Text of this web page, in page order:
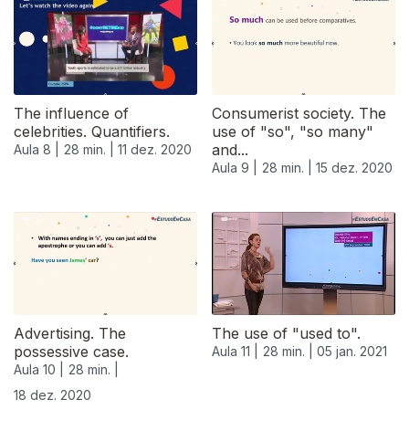
The influence of
celebrities. Quantifiers.
Aula 8 | 28 min. | 11 dez. 2020
Consumerist society. The
use of "so", "so many"
and...
Aula 9 | 28 min. | 15 dez. 2020
Advertising. The
possessive case.
Aula 10 |
28 min. |
18 dez. 2020
The use of "used to".
Aula 11 | 28 min. | 05 jan. 2021